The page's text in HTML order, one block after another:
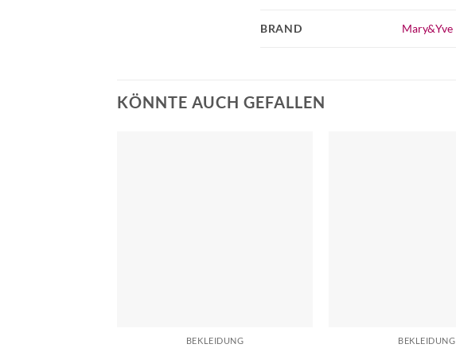
BRAND Mary&Yve
KÖNNTE AUCH GEFALLEN
BEKLEIDUNG BEKLEIDUNG